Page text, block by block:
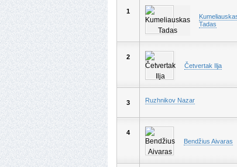
1
Tadas
2
Četvertak Ilja
3 Ruzhnikov Nazar
4
Bendžius Aivaras